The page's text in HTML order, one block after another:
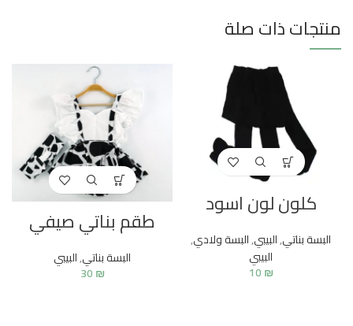
منتجات ذات صلة
كلون لون اسود
البسة بناتي,البيبي,البسة ولادي,
البيبي
10₪
طقم بناتي صيفي
البسة بناتي,البيبي
30₪